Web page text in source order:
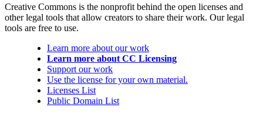
Creative Commons is the nonprofit behind the open licenses and
other legal tools that allow creators to share their work. Our legal
tools are free to use.
Learn more about our work
Learn more about CC Licensing
Support our work
Use the license for your own material.
Licenses List
Public Domain List